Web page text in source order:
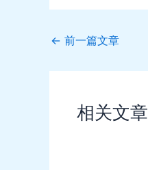
Post
← 前一篇文章
相关文章